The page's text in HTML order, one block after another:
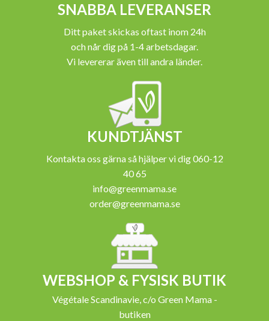
SNABBA LEVERANSER
Ditt paket skickas oftast inom 24h
och når dig på 1-4 arbetsdagar.
Vi levererar även till andra länder.
KUNDTJÄNST
Kontakta oss gärna så hjälper vi dig 060-12
40 65
info@greenmama.se
order@greenmama.se
WEBSHOP & FYSISK BUTIK
Végétale Scandinavie, c/o Green Mama -
butiken